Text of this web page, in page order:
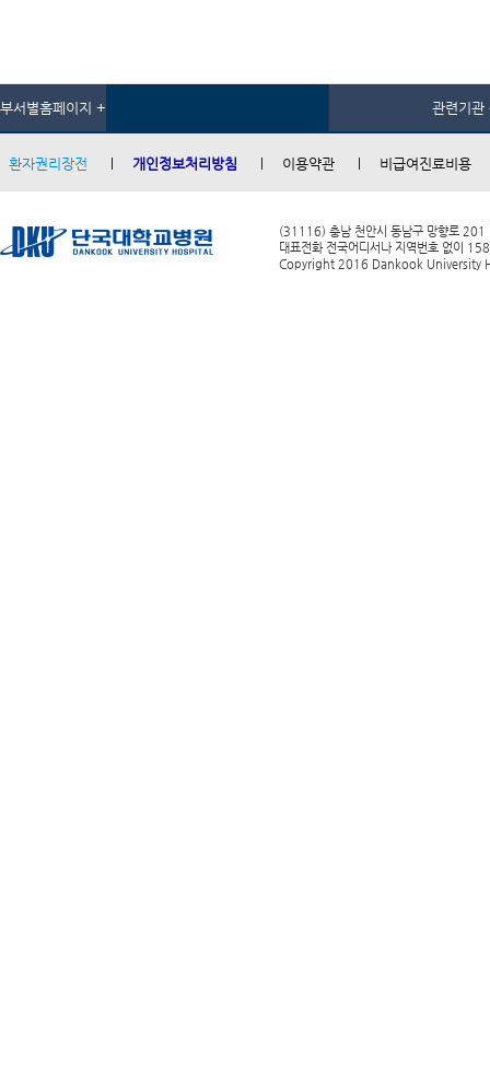
부서별홈페이지 + 관련기관
환자권리장전 개인정보처리방침 이용약관 비급여진료비용
(31116) 충남 천안시 동남구 망향로 201
대표전화 전국어디서나 지역번호 없이
Copyright 2016 Dankook University